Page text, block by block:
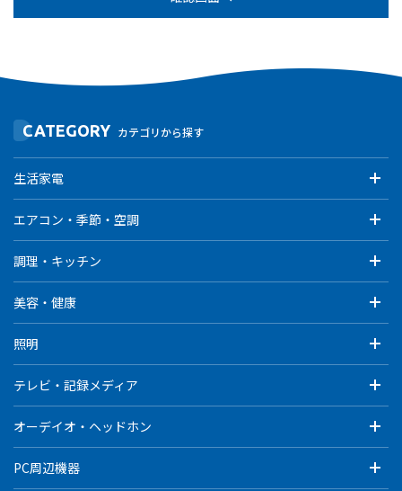
CATEGORY カテゴリから探す
生活家電
エアコン・季節・空調
調理・キッチン
美容・健康
照明
テレビ・記録メディア
オーデイオ・ヘッドホン
PC周辺機器